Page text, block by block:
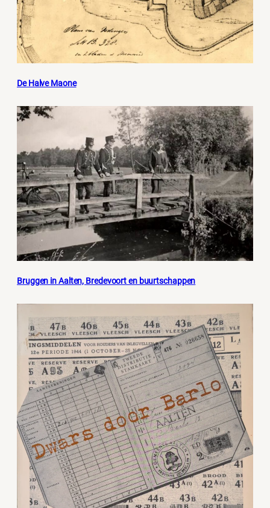
De Halve Maone
Bruggen in Aalten, Bredevoort en buurtschappen